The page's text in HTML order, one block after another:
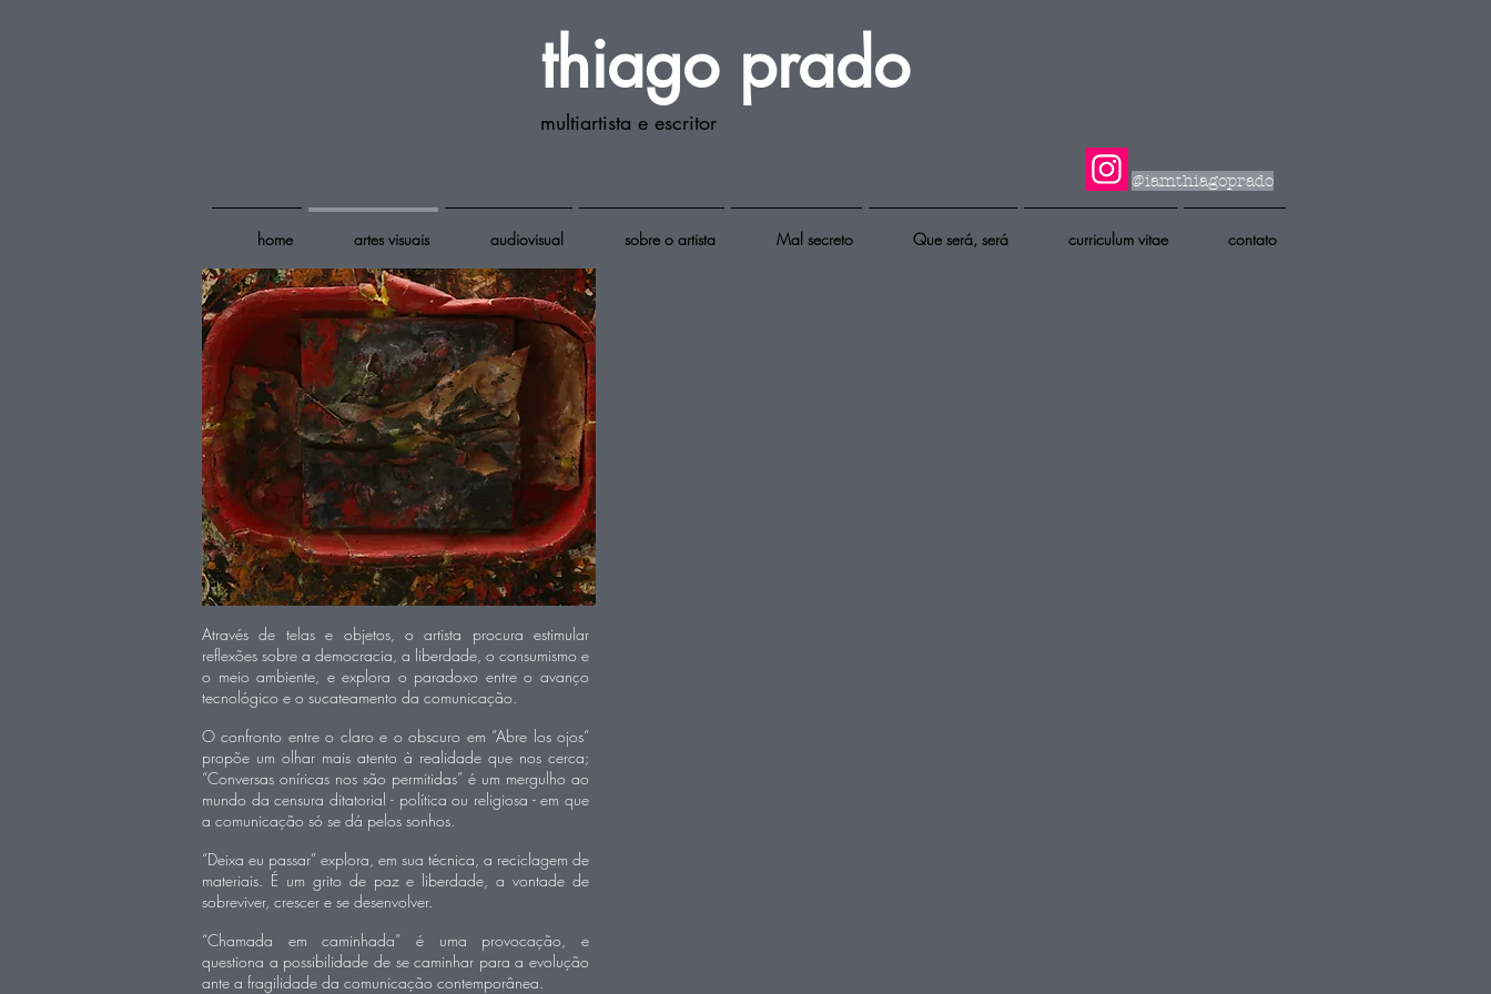
thiago prado​
multiartista e escritor
@iamthiagoprado
home artes visuais audiovisual sobre o artista Mal secreto Que será, será curriculum vitae contato
Através de telas e objetos, o artista procura estimular
reflexões sobre a democracia, a liberdade, o consumismo e
o meio ambiente, e explora o paradoxo entre o avanço
tecnológico e o sucateamento da comunicação.
O confronto entre o claro e o obscuro em “Abre los ojos“
propõe um olhar mais atento à realidade que nos cerca;
“Conversas oníricas nos são permitidas” é um mergulho ao
mundo da censura ditatorial - política ou religiosa - em que
a comunicação só se dá pelos sonhos.
“Deixa eu passar” explora, em sua técnica, a reciclagem de
materiais. É um grito de paz e liberdade, a vontade de
sobreviver, crescer e se desenvolver.
“Chamada em caminhada” é uma provocação, e
questiona a possibilidade de se caminhar para a evolução
ante a fragilidade da comunicação contemporânea.